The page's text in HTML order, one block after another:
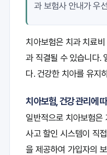
과 보험사 안내가 우
치아보험은 치과 치료
과 직결될 수 있습니다.
다. 건강한 치아를 유지
치아보험, 건강 관리에
일반적으로 치아보험은
사고 할인 시스템이 직
을 제공하여 가입자의